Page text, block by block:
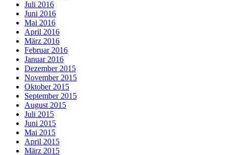
Juli 2016
Juni 2016
Mai 2016
April 2016
März 2016
Februar 2016
Januar 2016
Dezember 2015
November 2015
Oktober 2015
September 2015
August 2015
Juli 2015
Juni 2015
Mai 2015
April 2015
März 2015